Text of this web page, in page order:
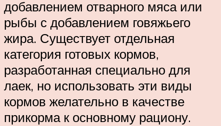
добавлением отварного мяса или
рыбы с добавлением говяжьего
жира. Существует отдельная
категория готовых кормов,
разработанная специально для
лаек, но использовать эти виды
кормов желательно в качестве
прикорма к основному рациону.